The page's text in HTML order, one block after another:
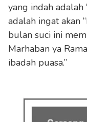
yang indah adalah
adalah ingat akan
bulan suci ini
Marhaban ya
ibadah puasa.”